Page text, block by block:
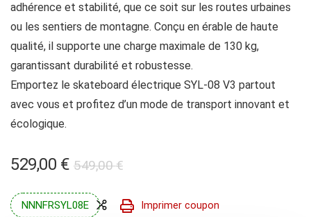
adhérence et stabilité, que ce soit sur les routes urbaines
ou les sentiers de montagne. Conçu en érable de haute
qualité, il supporte une charge maximale de 130 kg,
garantissant durabilité et robustesse.
Emportez le skateboard électrique SYL-08 V3 partout
avec vous et profitez d’un mode de transport innovant et
écologique.
549,00€Le
initial
529,00 €
Le
actuel
NNNFRSYL08E Imprimer coupon